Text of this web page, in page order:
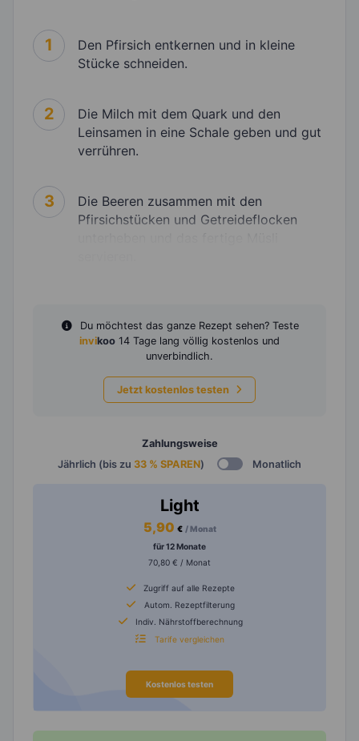
1
Den Pfirsich entkernen und in kleine
Stücke schneiden.
2
Die Milch mit dem Quark und den
Leinsamen in eine Schale geben und gut
verrühren.
3
Die Beeren zusammen mit den
Pfirsichstücken und Getreideflocken
Du möchtest das ganze Rezept sehen? Teste
invikoo 14 Tage lang völlig kostenlos und
unverbindlich.
Jetzt kostenlos testen
Zahlungsweise
Jährlich (bis zu 33 % SPAREN) Monatlich
Light
5,90 € / Monat
für 12 Monate
70,80 € / Monat
Zugriff auf alle Rezepte
Autom. Rezeptfilterung
Indiv. Nährstoffberechnung
Tarife vergleichen
Kostenlos testen